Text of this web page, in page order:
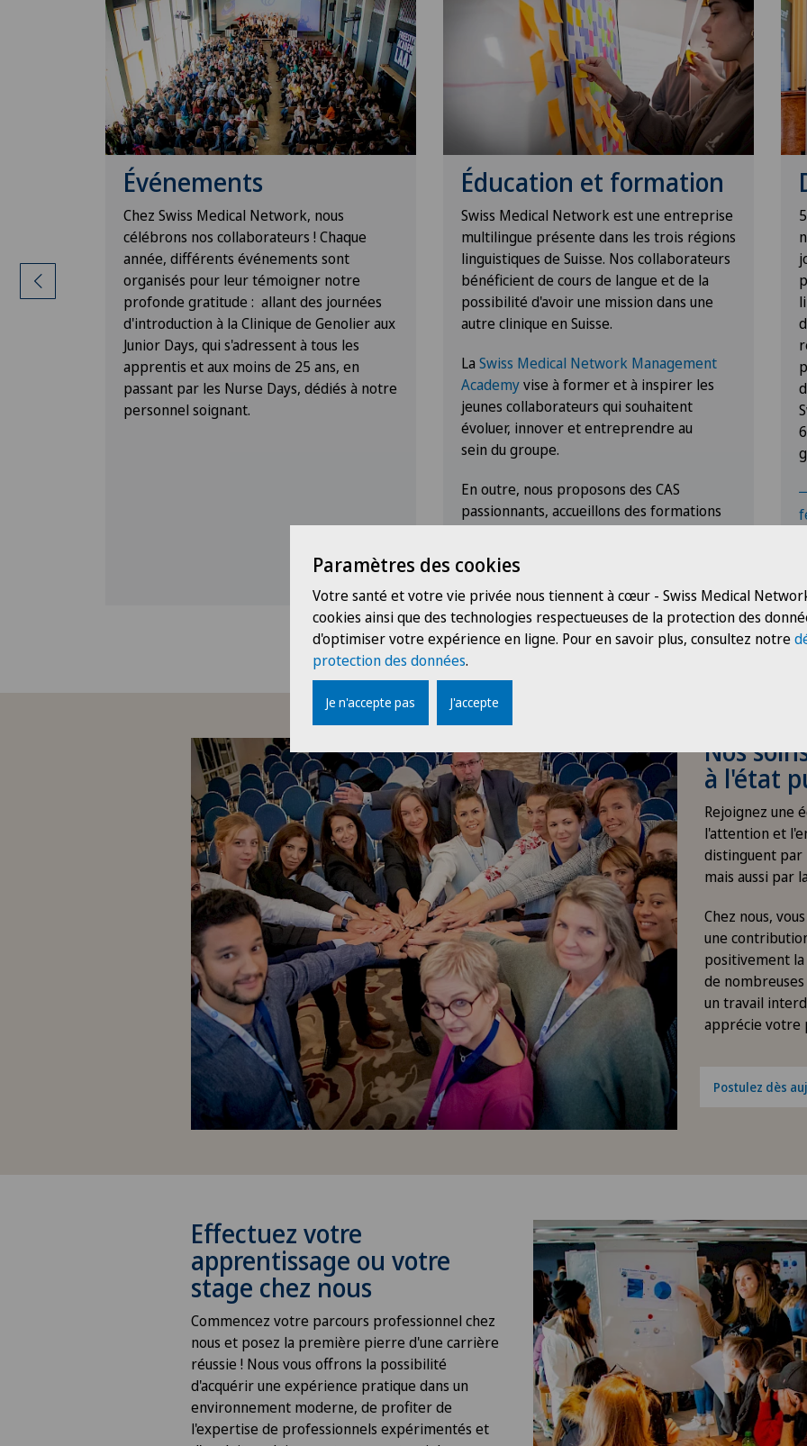
aussi
plus
Événements
Chez Swiss Medical Network, nous
célébrons nos collaborateurs ! Chaque
année, différents événements sont
organisés pour leur témoigner notre
profonde gratitude : allant des journées
d'introduction à la Clinique de Genolier aux
Junior Days, qui s'adressent à tous les
apprentis et aux moins de 25 ans, en
passant par les Nurse Days, dédiés à notre
personnel soignant.
Éducation et formation
Swiss Medical Network est une entreprise
multilingue présente dans les trois régions
linguistiques de Suisse. Nos collaborateurs
bénéficient de cours de langue et de la
possibilité d'avoir une mission dans une
autre clinique en Suisse.
La Swiss Medical Network Management
Academyvise à former et à inspirer les
jeunes collaborateurs qui souhaitent
évoluer, innover et entreprendre au
sein du groupe.
En outre, nous proposons des CAS
passionnants, accueillons des formations
mentalité «hands-on».
Nos
à l'état
Rejoignez une
l'attention et
distinguent par
mais aussi par
Chez nous,
une
positivement la
de
un travail
apprécie votre
Postulez dès
Effectuez votre
apprentissage ou votre
stage chez nous
Commencez votre parcours professionnel chez
nous et posez la première pierre d'une carrière
réussie ! Nous vous offrons la possibilité
d'acquérir une expérience pratique dans un
environnement moderne, de profiter de
l'expertise de professionnels expérimentés et
Paramètres des cookies
Votre santé et votre vie privée nous tiennent à cœur - Swiss Medical
cookies ainsi que des technologies respectueuses de la protection des
d'optimiser votre expérience en ligne. Pour en savoir plus, consultez notre
protection des données.
Je n'accepte pas J'accepte